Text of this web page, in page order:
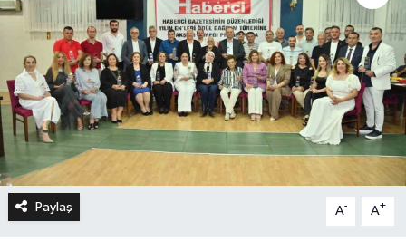
Paylaş A- A+